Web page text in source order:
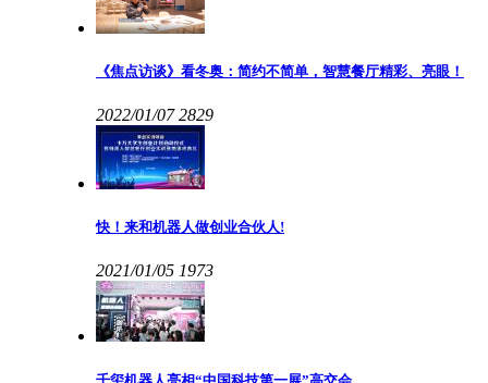
《焦点访谈》看冬奥：简约不简单，智慧餐厅精彩、亮眼！
2022/01/07 2829
快！来和机器人做创业合伙人!
2021/01/05 1973